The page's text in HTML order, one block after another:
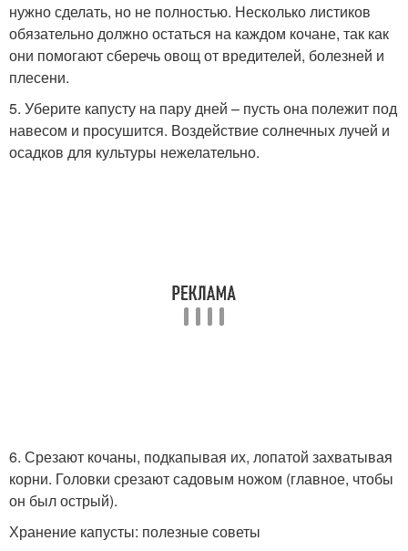
нужно сделать, но не полностью. Несколько листиков
обязательно должно остаться на каждом кочане, так как
они помогают сберечь овощ от вредителей, болезней и
плесени.
5. Уберите капусту на пару дней – пусть она полежит под
навесом и просушится. Воздействие солнечных лучей и
осадков для культуры нежелательно.
6. Срезают кочаны, подкапывая их, лопатой захватывая
корни. Головки срезают садовым ножом (главное, чтобы
он был острый).
Хранение капусты: полезные советы